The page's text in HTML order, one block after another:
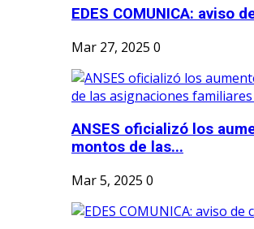
EDES COMUNICA: aviso
Mar 27, 2025 0
ANSES oficializó los
montos de las...
Mar 5, 2025 0